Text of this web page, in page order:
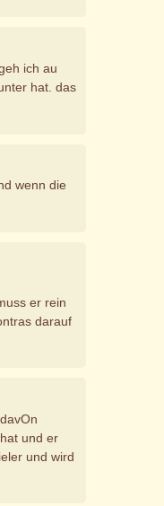
ich au
hat. das
wenn die
er rein
darauf
und er
und wird